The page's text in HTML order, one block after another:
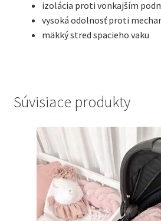
izolácia proti vonkajším
vysoká odolnosť proti
mäkký stred spacieho vaku
Súvisiace produkty